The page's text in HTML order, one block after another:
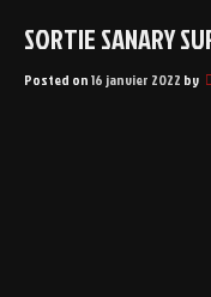
SORTIE SANARY
Posted on16 janvier 2022 by